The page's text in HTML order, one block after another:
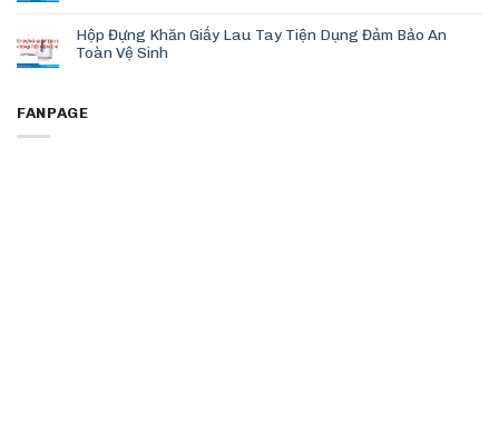
Hộp Đựng Khăn Giấy Lau Tay Tiện Dụng Đảm Bảo An
Toàn Vệ Sinh
FANPAGE